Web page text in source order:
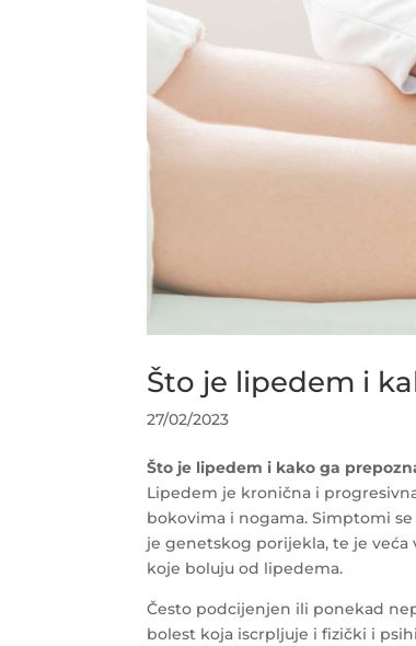
Što je lipedem i
27/02/2023
Što je lipedem i kako ga
Lipedem je kronična i
bokovima i nogama. Simptomi
je genetskog porijekla, te je
koje boluju od lipedema.
Često podcijenjen ili ponekad
bolest koja iscrpljuje i fizički i